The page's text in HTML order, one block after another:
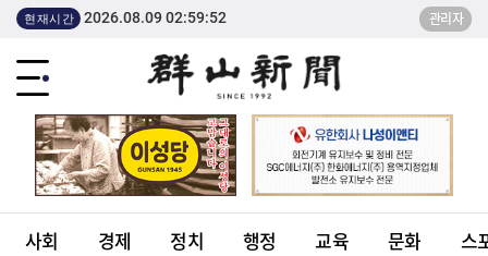
현재시간 2026.08.09 02:59:52 관리자
사회 경제 정치 행정 교육 문화 스